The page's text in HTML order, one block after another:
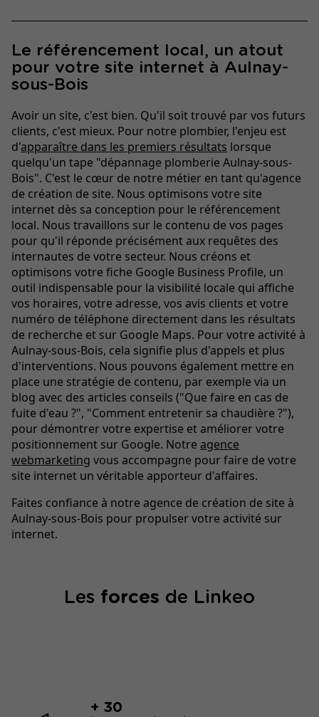
Le référencement local, un atout
pour votre site internet à Aulnay-
sous-Bois
Avoir un site, c'est bien. Qu'il soit trouvé par vos futurs
clients, c'est mieux. Pour notre plombier, l'enjeu est
d'apparaître dans les premiers résultats lorsque
quelqu'un tape "dépannage plomberie Aulnay-sous-
Bois". C'est le cœur de notre métier en tant qu'agence
de création de site. Nous optimisons votre site
internet dès sa conception pour le référencement
local. Nous travaillons sur le contenu de vos pages
pour qu'il réponde précisément aux requêtes des
internautes de votre secteur. Nous créons et
optimisons votre fiche Google Business Profile, un
outil indispensable pour la visibilité locale qui affiche
vos horaires, votre adresse, vos avis clients et votre
numéro de téléphone directement dans les résultats
de recherche et sur Google Maps. Pour votre activité à
Aulnay-sous-Bois, cela signifie plus d'appels et plus
d'interventions. Nous pouvons également mettre en
place une stratégie de contenu, par exemple via un
blog avec des articles conseils ("Que faire en cas de
fuite d'eau ?", "Comment entretenir sa chaudière ?"),
pour démontrer votre expertise et améliorer votre
positionnement sur Google. Notre agence
webmarketing vous accompagne pour faire de votre
site internet un véritable apporteur d'affaires.
Faites confiance à notre agence de création de site à
Aulnay-sous-Bois pour propulser votre activité sur
internet.
Les forces de Linkeo
+ 30